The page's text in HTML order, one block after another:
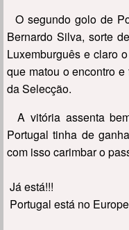
O segundo golo de
Bernardo Silva, sorte
Luxemburguês e claro
que matou o encontro
da Selecção.
A vitória assenta
Portugal tinha de
com isso carimbar o
Já está!!!
Portugal está no